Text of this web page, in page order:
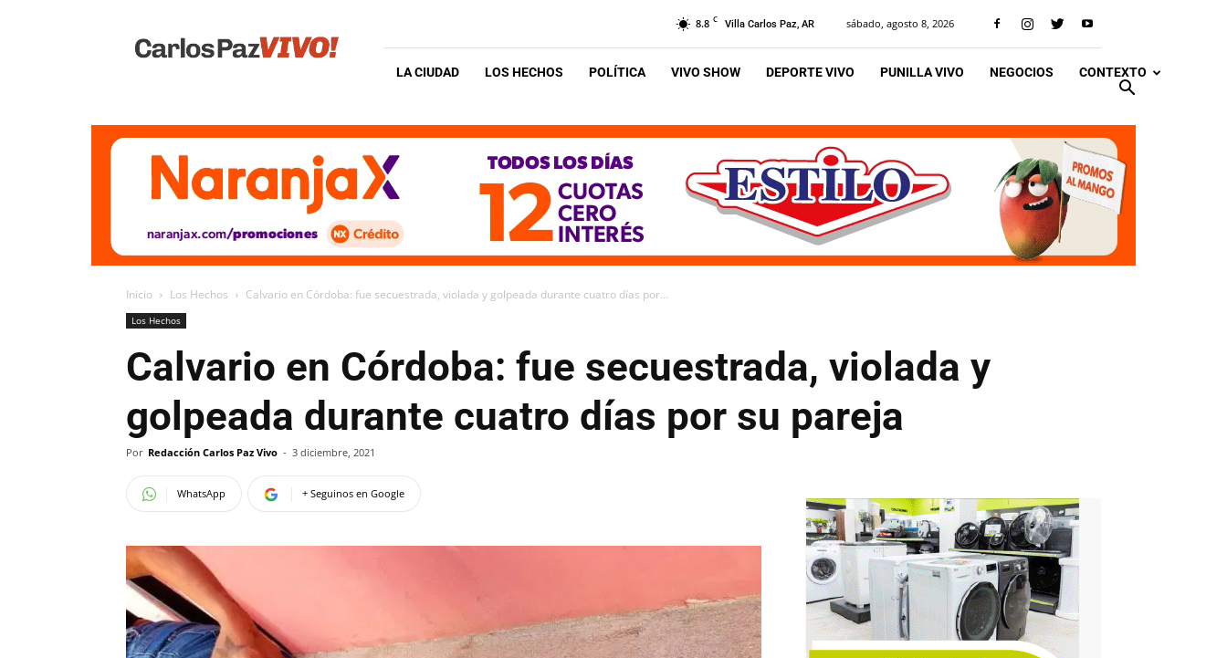
Vivo
8.8 C Villa Carlos Paz, AR sábado, agosto 8, 2026
LA CIUDAD LOS HECHOS POLÍTICA VIVO SHOW DEPORTE VIVO PUNILLA VIVO NEGOCIOS CONTEXTO
Inicio Los Hechos Calvario en Córdoba: fue secuestrada, violada y golpeada durante cuatro días por...
Los Hechos
Calvario en Córdoba: fue secuestrada, violada y
golpeada durante cuatro días por su pareja
Por Redacción Carlos Paz Vivo - 3 diciembre, 2021
WhatsApp + Seguinos en Google